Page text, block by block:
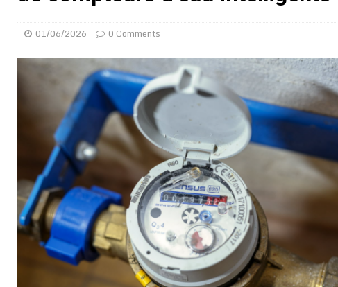
[ 02/08/2026 ] La Confédération Africaine de Football (CAF)
[ 01/08/2026 ] Quatre candidats à la succession
[ 01/08/2026 ] Bénin : Romuald Wadagni reçoit le
[ 31/07/2026 ] Niger : le FMI débloque une bouffée
[ 31/07/2026 ] Franco Baresi, légendaire défenseur de
[ 31/07/2026 ] Benjamin Mendy a vendu aux enchères son
[ 31/07/2026 ] Bénin : les membres du Sénat installés
A
[ 31/07/2026 ] Projet d’investisseurs à la Fifa: l’UEFA
BUSINESS
[ 30/07/2026 ] Mali : au moins 19 soldats exécutés,
[ 05/08/2026 ] Hervé Renard devient sélectionneur des
01/06/2026 0 Comments